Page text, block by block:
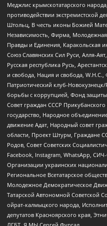
Меджлис крымскотатарского
противодействии экстремистской
Штольц, В честь иконы Божией
Независимость, Фирма,
Правды и Единения, Каракольская
Союз Славянских Сил Руси, Алля-
Русская республика Русь,
и свобода, Нация и свобода,
Патриотический клуб-
борьбы с коррупцией, Фонд
Совет граждан СССР
государство, Народное
движение Адат, Народный совет
области, Проект Штурм, Граждане
Родов, Совет Советских
Facebook, Instagram, WhatsApp,
Организации украинских
Региональное Всетатарское
Молодежное Демократическое
Татарской Автономной Советской
ойрат-калмыцкого народа,
депутатов Красноярского края,